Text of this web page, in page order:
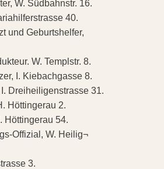
W. Südbahnstr. 16.
40.
und Geburtshelfer,
W. Templstr. 8.
I. Kiebachgasse 8.
Dreiheiligenstrasse 31.
Höttingerau 2.
Höttingerau 54.
Offizial, W. Heilig¬
3.